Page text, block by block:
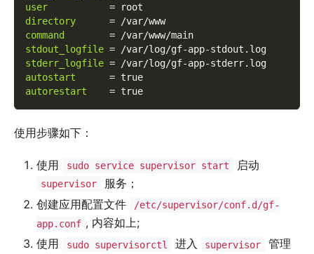
user
=
root
directory
=
/var/www
command
=
/var/www/main
stdout_logfile =
/var/log/gf-app-stdout.log
stderr_logfile =
/var/log/gf-app-stderr.log
autostart
= true
autorestart
= true
使用步骤如下：
使用 sudo service supervisor start 启动
supervisor
服务；
创建应用配置文件
/etc/supervisor/conf.d/gf-
app.conf , 内容如上;
使用
sudo supervisorctl 进入 supervisor
管理